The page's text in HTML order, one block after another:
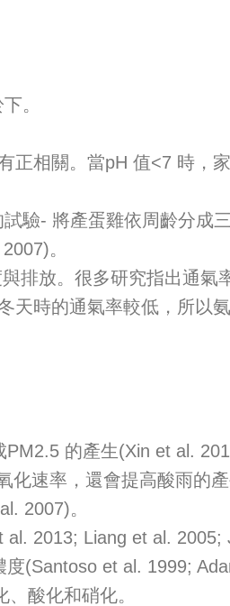
。
正相關。當pH 值<7 時
驗- 將產蛋雞依周齡分
。
排放。很多研究指出通
時的通氣率較低，所以氨
的產生(Xin et al.
速率，還會提高酸雨的
2007)。
Liang et al. 2005;
(Santoso et al. 1999;
酸化和硝化。